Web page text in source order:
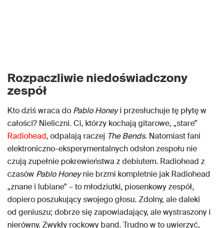
Rozpaczliwie niedoświadczony
zespół
Kto dziś wraca do Pablo Honeyi przesłuchuje tę płytę w
całości? Nieliczni. Ci, którzy kochają gitarowe, „stare”
Radiohead, odpalają raczej The Bends. Natomiast fani
elektroniczno-eksperymentalnych odsłon zespołu nie
czują zupełnie pokrewieństwa z debiutem. Radiohead z
czasów Pablo Honeynie brzmi kompletnie jak Radiohead
„znane i lubiane” – to młodziutki, piosenkowy zespół,
dopiero poszukujący swojego głosu. Zdolny, ale daleki
od geniuszu; dobrze się zapowiadający, ale wystraszony i
nierówny. Zwykły rockowy band. Trudno w to uwierzyć,